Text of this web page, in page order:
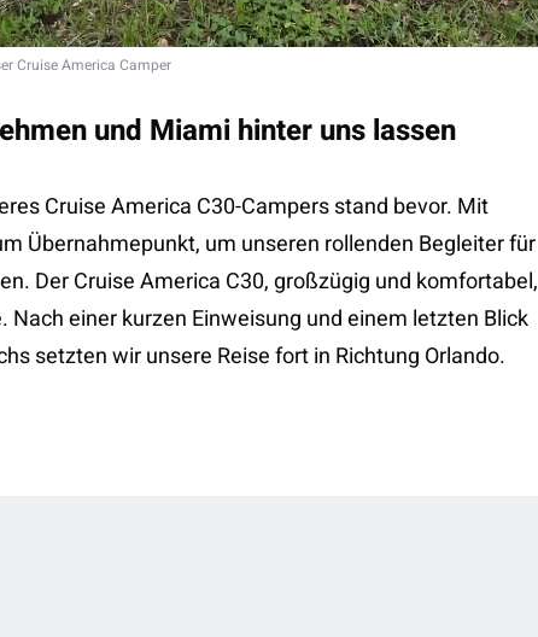
Cruise America Camper
und Miami hinter uns lassen
Cruise America C30-Campers stand bevor. Mit
Übernahmepunkt, um unseren rollenden Begleiter für
Der Cruise America C30, großzügig und komfortabel,
einer kurzen Einweisung und einem letzten Blick
setzten wir unsere Reise fort in Richtung Orlando.